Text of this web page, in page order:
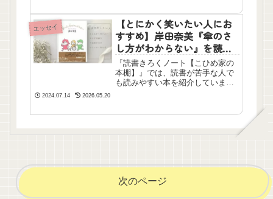
エッセイ
【とにかく笑いたい人にお
すすめ】岸田奈美『傘のさ
し方がわからない』を読ん
だ感想
『読書きろくノート【こひめ家の
本棚】』では、読書が苦手な人で
も読みやすい本を紹介していま
2024.07.14 2026.05.20
次のページ